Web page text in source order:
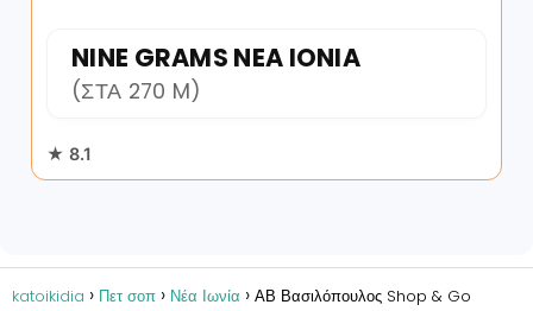
NINE GRAMS NEA IONIA
(ΣΤΑ 270 M)
★ 8.1
katoikidia Πετ σοπ Νέα Ιωνία ΑΒ Βασιλόπουλος Shop & Go